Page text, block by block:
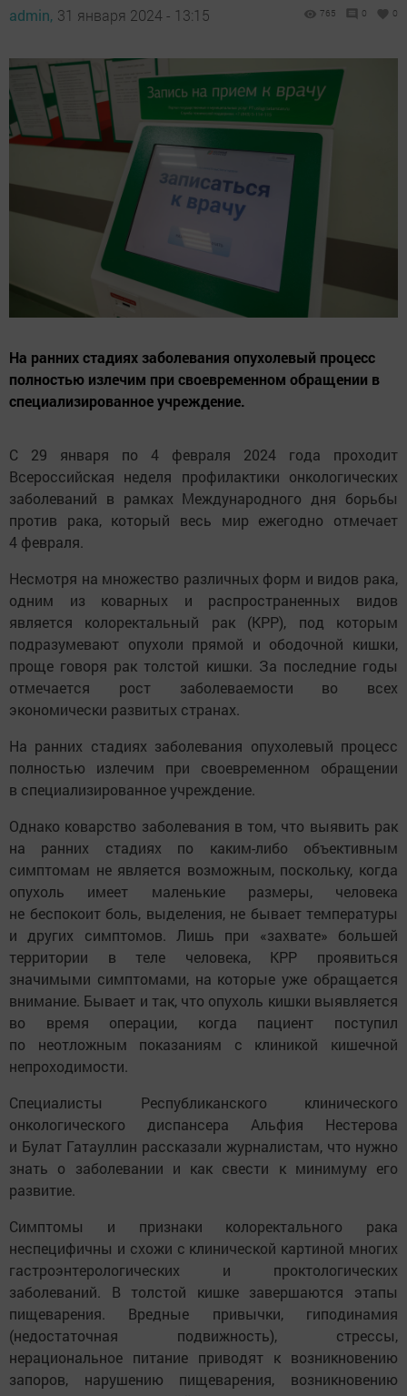
admin, 31 января 2024 - 13:15 765 0 0
На ранних стадиях заболевания опухолевый процесс
полностью излечим при своевременном обращении в
специализированное учреждение.
С 29 января по 4 февраля 2024 года проходит
Всероссийская неделя профилактики онкологических
заболеваний в рамках Международного дня борьбы
против рака, который весь мир ежегодно отмечает
4 февраля.
Несмотря на множество различных форм и видов рака,
одним из коварных и распространенных видов
является колоректальный рак (КРР), под которым
подразумевают опухоли прямой и ободочной кишки,
проще говоря рак толстой кишки. За последние годы
отмечается рост заболеваемости во всех
экономически развитых странах.
На ранних стадиях заболевания опухолевый процесс
полностью излечим при своевременном обращении
в специализированное учреждение.
Однако коварство заболевания в том, что выявить рак
на ранних стадиях по каким-либо объективным
симптомам не является возможным, поскольку, когда
опухоль имеет маленькие размеры, человека
не беспокоит боль, выделения, не бывает температуры
и других симптомов. Лишь при «захвате» большей
территории в теле человека, КРР проявиться
значимыми симптомами, на которые уже обращается
внимание. Бывает и так, что опухоль кишки выявляется
во время операции, когда пациент поступил
по неотложным показаниям с клиникой кишечной
непроходимости.
Специалисты Республиканского клинического
онкологического диспансера Альфия Нестерова
и Булат Гатауллин рассказали журналистам, что нужно
знать о заболевании и как свести к минимуму его
развитие.
Симптомы и признаки колоректального рака
неспецифичны и схожи с клинической картиной многих
гастроэнтерологических и проктологических
заболеваний. В толстой кишке завершаются этапы
пищеварения. Вредные привычки, гиподинамия
(недостаточная подвижность), стрессы,
нерациональное питание приводят к возникновению
запоров, нарушению пищеварения, возникновению